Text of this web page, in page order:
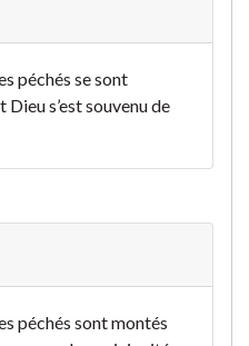
péchés se sont
Dieu s’est souvenu de
péchés sont montés